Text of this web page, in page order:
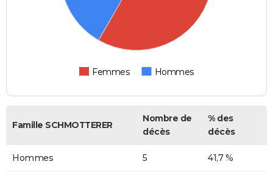
Femmes Hommes
Famille SCHMOTTERER
Nombre de
décès
% des
décès
Hommes 5 41,7 %